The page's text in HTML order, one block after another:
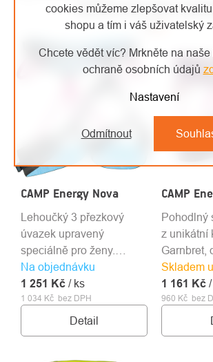
cookies můžeme zlepšovat
shopu a tím i váš uživatelský
Chcete vědět víc? Mrkněte na
ochraně osobních údajů
Nastavení
Odmítnout
MOHLO BY VÁS
CAMP Energy Nova
Na objednávku
1 034 Kč bez DPH
1 251 Kč / ks
Detail
Lehoučký 3 přezkový
úvazek upravený
speciálně pro ženy.
Vhodný pro alpinismus i
lezení.
CAMP
Skladem
960 Kč bez
1 161 Kč
Pohodlný
z unikátní
Garnbret,
kterou